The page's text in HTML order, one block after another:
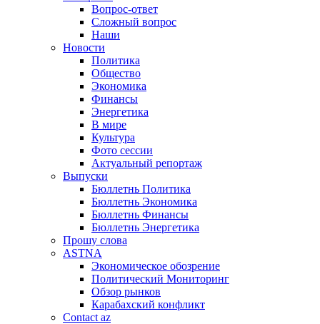
Вопрос-ответ
Сложный вопрос
Наши
Новости
Политика
Общество
Экономика
Финансы
Энергетика
В мире
Культура
Фото сессии
Актуальный репортаж
Выпуски
Бюллетнь Политика
Бюллетнь Экономика
Бюллетнь Финансы
Бюллетнь Энергетика
Прошу слова
ASTNA
Экономическое обозрение
Политический Мониторинг
Обзор рынков
Карабахский конфликт
Contact az